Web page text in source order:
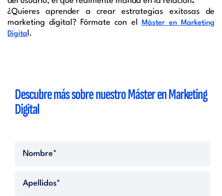
¿Quieres aprender a crear estrategias exitosas de
marketing digital? Fórmate con el
Máster en Marketing
Digita l.
Descubre más sobre nuestro Máster en Marketing
Digital